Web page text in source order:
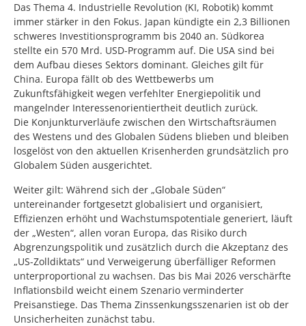
Das Thema 4. Industrielle Revolution (KI, Robotik) kommt
immer stärker in den Fokus. Japan kündigte ein 2,3 Billionen
schweres Investitionsprogramm bis 2040 an. Südkorea
stellte ein 570 Mrd. USD-Programm auf. Die USA sind bei
dem Aufbau dieses Sektors dominant. Gleiches gilt für
China. Europa fällt ob des Wettbewerbs um
Zukunftsfähigkeit wegen verfehlter Energiepolitik und
mangelnder Interessenorientiertheit deutlich zurück.
Die Konjunkturverläufe zwischen den Wirtschaftsräumen
des Westens und des Globalen Südens blieben und bleiben
losgelöst von den aktuellen Krisenherden grundsätzlich pro
Globalem Süden ausgerichtet.
Weiter gilt: Während sich der „Globale Süden“
untereinander fortgesetzt globalisiert und organisiert,
Effizienzen erhöht und Wachstumspotentiale generiert, läuft
der „Westen“, allen voran Europa, das Risiko durch
Abgrenzungspolitik und zusätzlich durch die Akzeptanz des
„US-Zolldiktats“ und Verweigerung überfälliger Reformen
unterproportional zu wachsen. Das bis Mai 2026 verschärfte
Inflationsbild weicht einem Szenario verminderter
Preisanstiege. Das Thema Zinssenkungsszenarien ist ob der
Unsicherheiten zunächst tabu.